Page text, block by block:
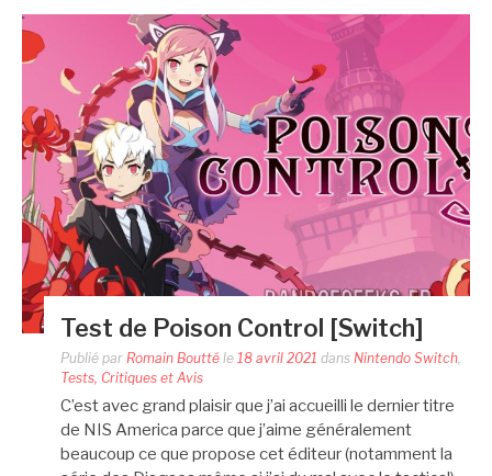
Test de Poison Control [Switch]
Publié par Romain Boutté le 18 avril 2021 dans Nintendo Switch,
Tests, Critiques et Avis
C’est avec grand plaisir que j’ai accueilli le dernier titre
de NIS America parce que j’aime généralement
beaucoup ce que propose cet éditeur (notamment la